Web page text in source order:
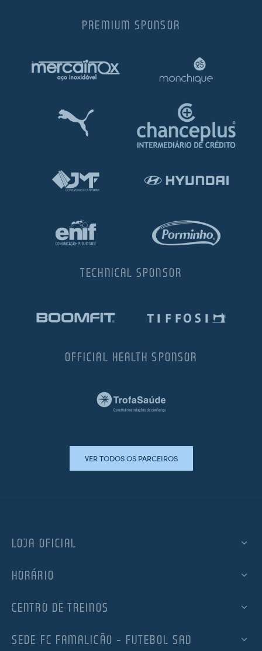
PREMIUM SPONSOR
TECHNICAL SPONSOR
OFFICIAL HEALTH SPONSOR
VER TODOS OS PARCEIROS
LOJA OFICIAL
HORÁRIO
CENTRO DE TREINOS
SEDE FC FAMALICÃO – FUTEBOL SAD